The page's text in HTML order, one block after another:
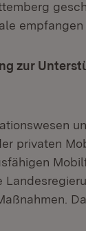
empfangen
zur
privaten